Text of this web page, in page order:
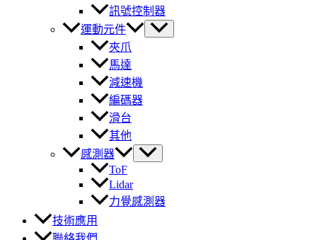
訊號控制器
運動元件
夾爪
馬達
減速機
編碼器
滑台
其他
感測器
ToF
Lidar
力覺感測器
技術應用